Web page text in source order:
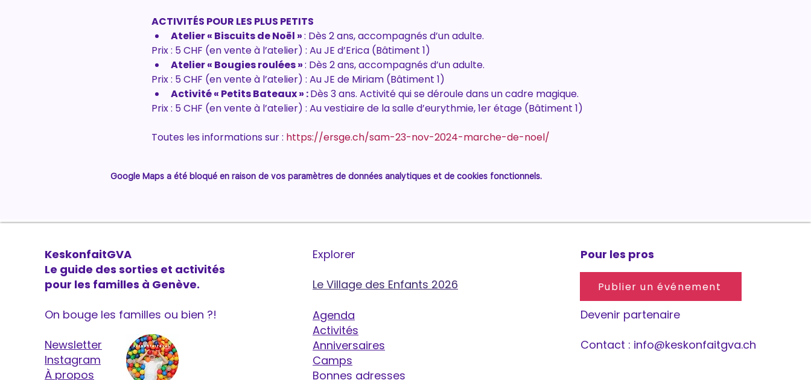
ACTIVITÉS POUR LES PLUS PETITS
Atelier « Biscuits de Noël » : Dès 2 ans, accompagnés d’un adulte.
Prix : 5 CHF (en vente à l’atelier) : Au JE d’Erica (Bâtiment 1)
Atelier « Bougies roulées » : Dès 2 ans, accompagnés d’un adulte.
Prix : 5 CHF (en vente à l’atelier) : Au JE de Miriam (Bâtiment 1)
Activité « Petits Bateaux » : Dès 3 ans. Activité qui se déroule dans un cadre magique.
Prix : 5 CHF (en vente à l’atelier) : Au vestiaire de la salle d’eurythmie, 1er étage (Bâtiment 1)
Toutes les informations sur : https://ersge.ch/sam-23-nov-2024-marche-de-noel/
Google Maps a été bloqué en raison de vos paramètres de données analytiques et de cookies fonctionnels.
KeskonfaitGVA
Le guide des sorties et activités
pour les familles à Genève.
On bouge les familles ou bien ?!
Newsletter
Instagram
À propos
Explorer
Le Village des Enfants 2026
Agenda
Activités
Anniversaires
Camps
Bonnes adresses
Pour les pros
Devenir partenaire
Contact : info@keskonfaitgva.ch
Publier un événement